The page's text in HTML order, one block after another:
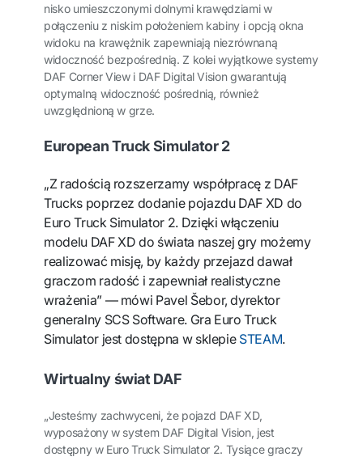
nisko umieszczonymi dolnymi krawędziami w
połączeniu z niskim położeniem kabiny i opcją okna
widoku na krawężnik zapewniają niezrównaną
widoczność bezpośrednią. Z kolei wyjątkowe systemy
DAF Corner View i DAF Digital Vision gwarantują
optymalną widoczność pośrednią, również
uwzględnioną w grze.
European Truck Simulator 2
„Z radością rozszerzamy współpracę z DAF
Trucks poprzez dodanie pojazdu DAF XD do
Euro Truck Simulator 2. Dzięki włączeniu
modelu DAF XD do świata naszej gry możemy
realizować misję, by każdy przejazd dawał
graczom radość i zapewniał realistyczne
wrażenia” — mówi Pavel Šebor, dyrektor
generalny SCS Software. Gra Euro Truck
Simulator jest dostępna w sklepie STEAM.
Wirtualny świat DAF
„Jesteśmy zachwyceni, że pojazd DAF XD,
wyposażony w system DAF Digital Vision, jest
dostępny w Euro Truck Simulator 2. Tysiące graczy